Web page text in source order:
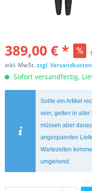
389,00 € *
inkl. MwSt.zzgl. Versandkosten
Sofort versandfertig,
Sollte ein Artikel
sein, gelten in
müssen aber
angespannten
Wartezeiten
umgehend.